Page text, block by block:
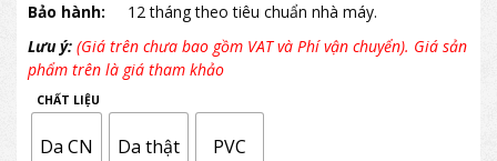
Bảo hành:
12 tháng theo tiêu chuẩn nhà máy.
Lưu ý: (Giá trên chưa bao gồm VAT và Phí vận chuyển). Giá sản
phẩm trên là giá tham khảo
CHẤT LIỆU
Da CN Da thật PVC